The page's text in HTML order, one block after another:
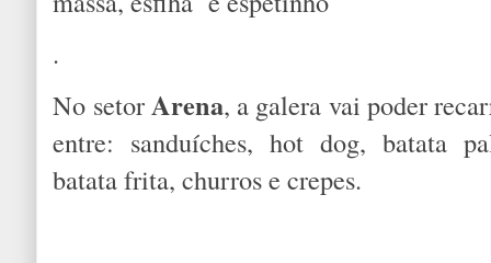
.
No setorArena, a galera vai poder
entre: sanduíches, hot dog, batata
batata frita, churros e crepes.